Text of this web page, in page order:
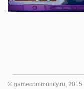
© gamecommunity.ru,